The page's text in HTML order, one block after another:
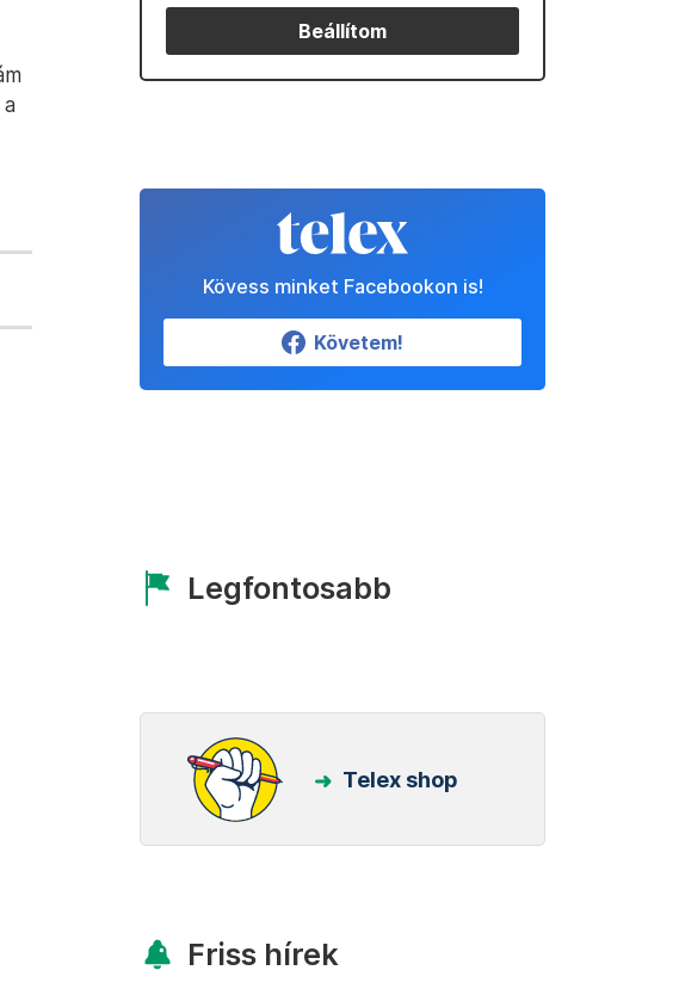
Beállítom
Kövess minket Facebookon is!
Követem!
Legfontosabb
Telex shop
Friss hírek